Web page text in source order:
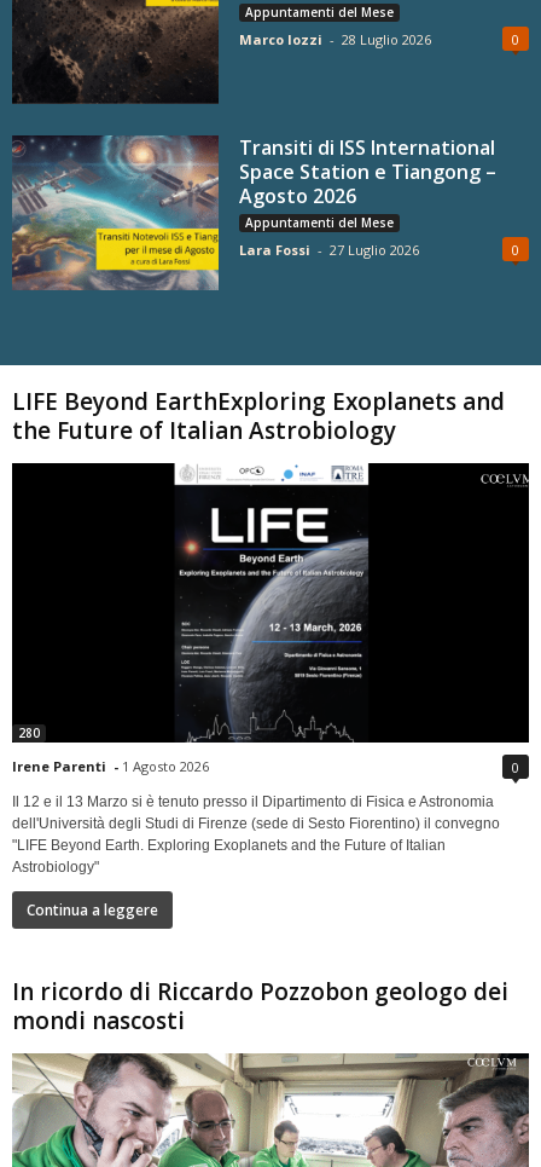
Appuntamenti del Mese
Marco Iozzi - 28 Luglio 2026 0
Transiti di ISS International
Space Station e Tiangong –
Agosto 2026
Appuntamenti del Mese
Lara Fossi - 27 Luglio 2026 0
LIFE Beyond EarthExploring Exoplanets and
the Future of Italian Astrobiology
280
Irene Parenti - 1 Agosto 2026 0
Il 12 e il 13 Marzo si è tenuto presso il Dipartimento di Fisica e Astronomia
dell'Università degli Studi di Firenze (sede di Sesto Fiorentino) il convegno
"LIFE Beyond Earth. Exploring Exoplanets and the Future of Italian
Astrobiology"
Continua a leggere
In ricordo di Riccardo Pozzobon geologo dei
mondi nascosti